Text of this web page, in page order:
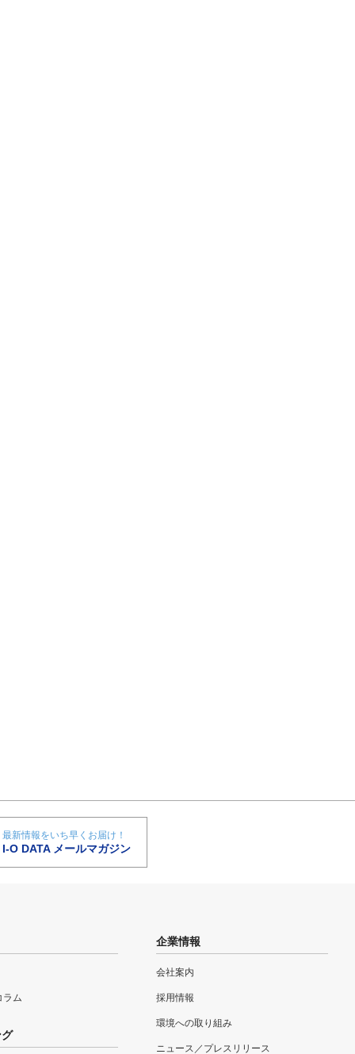
最新情報をいち早くお届け！
I-O DATA メールマガジン
ラム
企業情報
会社案内
採用情報
環境への取り組み
ニュース／プレスリリース